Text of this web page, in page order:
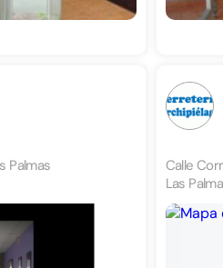
Palmas
Calle
Las